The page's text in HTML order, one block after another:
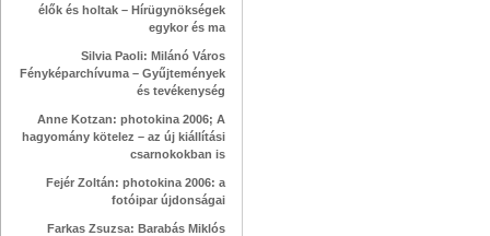
élők és holtak – Hírügynökségek
egykor és ma
Silvia Paoli: Milánó Város
Fényképarchívuma – Gyűjtemények
és tevékenység
Anne Kotzan: photokina 2006; A
hagyomány kötelez – az új kiállítási
csarnokokban is
Fejér Zoltán: photokina 2006: a
fotóipar újdonságai
Farkas Zsuzsa: Barabás Miklós